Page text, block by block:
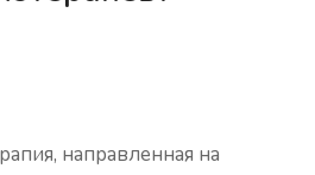
направленная на